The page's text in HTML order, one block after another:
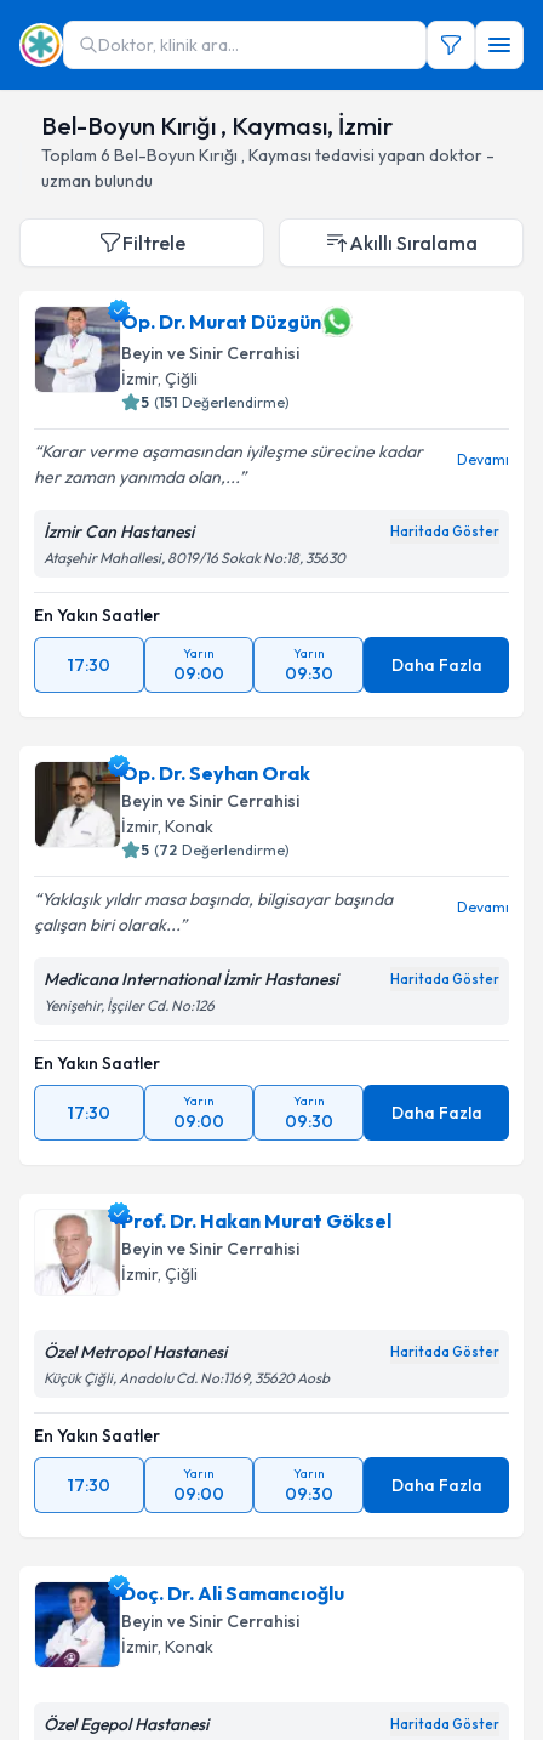
Doktor, klinik ara...
Bel-Boyun Kırığı , Kayması, İzmir
Toplam 6 Bel-Boyun Kırığı , Kayması tedavisi yapan doktor -
uzman bulundu
Filtrele Akıllı Sıralama
Op. Dr. Murat Düzgün
Beyin ve Sinir Cerrahisi
İzmir, Çiğli
5 (151 Değerlendirme)
Karar verme aşamasından iyileşme sürecine kadar
her zaman yanımda olan,...
Devamı
İzmir Can Hastanesi Haritada Göster
Ataşehir Mahallesi, 8019/16 Sokak No:18, 35630
En Yakın Saatler
17:30
Yarın
09:00
Yarın
09:30 Daha Fazla
Op. Dr. Seyhan Orak
Beyin ve Sinir Cerrahisi
İzmir, Konak
5 (72 Değerlendirme)
Yaklaşık yıldır masa başında, bilgisayar başında
çalışan biri olarak...
Devamı
Medicana International İzmir Hastanesi Haritada Göster
Yenişehir, İşçiler Cd. No:126
En Yakın Saatler
17:30
Yarın
09:00
Yarın
09:30 Daha Fazla
Prof. Dr. Hakan Murat Göksel
Beyin ve Sinir Cerrahisi
İzmir, Çiğli
Özel Metropol Hastanesi Haritada Göster
Küçük Çiğli, Anadolu Cd. No:1169, 35620 Aosb
En Yakın Saatler
17:30
Yarın
09:00
Yarın
09:30 Daha Fazla
Doç. Dr. Ali Samancıoğlu
Beyin ve Sinir Cerrahisi
İzmir, Konak
Özel Egepol Hastanesi Haritada Göster